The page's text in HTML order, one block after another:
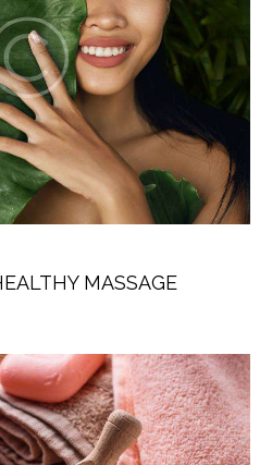
MASSAGE